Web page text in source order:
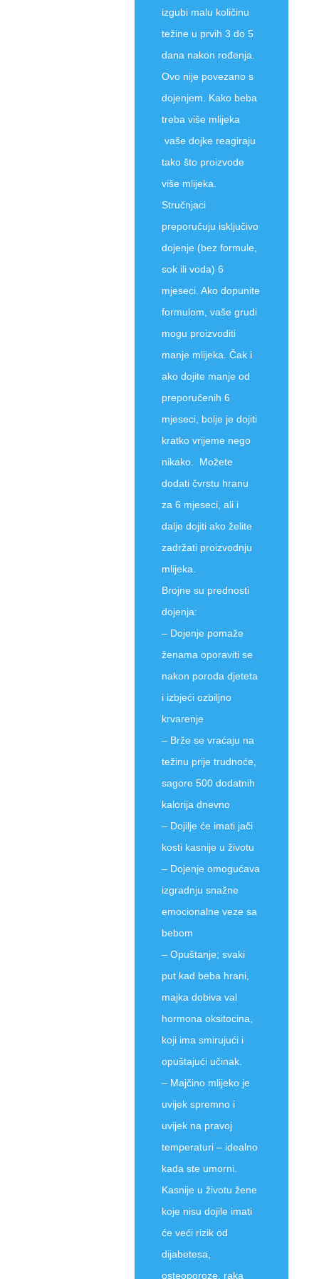
izgubi malu količinu
težine u prvih 3 do 5
dana nakon rođenja.
Ovo nije povezano s
dojenjem. Kako beba
treba više mlijeka
vaše dojke reagiraju
tako što proizvode
više mlijeka.
Stručnjaci
preporučuju isključivo
dojenje (bez formule,
sok ili voda) 6
mjeseci. Ako dopunite
formulom, vaše grudi
mogu proizvoditi
manje mlijeka. Čak i
ako dojite manje od
preporučenih 6
mjeseci, bolje je dojiti
kratko vrijeme nego
nikako. Možete
dodati čvrstu hranu
za 6 mjeseci, ali i
dalje dojiti ako želite
zadržati proizvodnju
mlijeka.
Brojne su prednosti
dojenja:
– Dojenje pomaže
ženama oporaviti se
nakon poroda djeteta
i izbjeći ozbiljno
krvarenje
– Brže se vraćaju na
težinu prije trudnoće,
sagore 500 dodatnih
kalorija dnevno
– Dojilje će imati jači
kosti kasnije u životu
– Dojenje omogućava
izgradnju snažne
emocionalne veze sa
bebom
– Opuštanje; svaki
put kad beba hrani,
majka dobiva val
hormona oksitocina,
koji ima smirujući i
opuštajući učinak.
– Majčino mlijeko je
uvijek spremno i
uvijek na pravoj
temperaturi – idealno
kada ste umorni.
Kasnije u životu žene
koje nisu dojile imati
će veći rizik od
dijabetesa,
osteoporoze, raka